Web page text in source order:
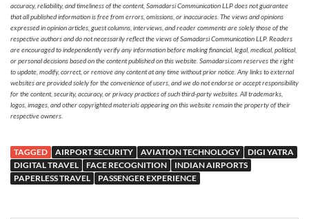
accuracy, reliability, and timeliness of the content, Samadarsi Communication LLP does not guarantee
that all published information is free from errors, omissions, or inaccuracies. The views and opinions
expressed in opinion articles, guest columns, interviews, and reader comments are solely those of the
respective authors and do not necessarily reflect the views of Samadarsi Communication LLP. Readers
are encouraged to independently verify any information before making financial, legal, medical, political,
or personal decisions based on the content published on this website. Samadarsi.com reserves the right
to update, modify, correct, or remove any content at any time without prior notice. Any links to external
websites are provided solely for the convenience of users, and we do not endorse or accept responsibility
for the content, security, accuracy, or privacy practices of such third-party websites. All trademarks,
logos, images, and other copyrighted materials appearing on this website remain the property of their
respective owners.
TAGGED AIRPORT SECURITY AVIATION TECHNOLOGY
DIGI YATRA
DIGITAL TRAVEL
FACE RECOGNITION
INDIAN AIRPORTS
PAPERLESS TRAVEL
PASSENGER EXPERIENCE